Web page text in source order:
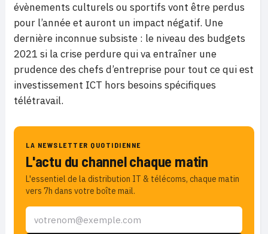
évènements culturels ou sportifs vont être perdus
pour l’année et auront un impact négatif. Une
dernière inconnue subsiste : le niveau des budgets
2021 si la crise perdure qui va entraîner une
prudence des chefs d’entreprise pour tout ce qui est
investissement ICT hors besoins spécifiques
télétravail.
LA NEWSLETTER QUOTIDIENNE
L'actu du channel chaque matin
L'essentiel de la distribution IT & télécoms, chaque matin
vers 7h dans votre boîte mail.